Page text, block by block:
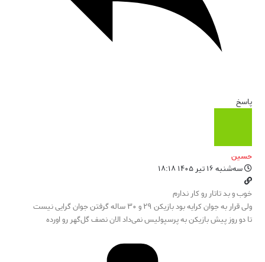
پاسخ
حسین
سه‌شنبه ۱۶ تیر ۱۴۰۵ ۱۸:۱۸
خوب و بد تاتار رو کار ندارم
ولی قرار به جوان کرایه بود بازیکن ۲۹ و ۳۰ ساله گرفتن جوان گرایی نیست
تا دو روز پیش بازیکن به پرسپولیس نمی‌داد الان نصف گل‌گهر رو اورده